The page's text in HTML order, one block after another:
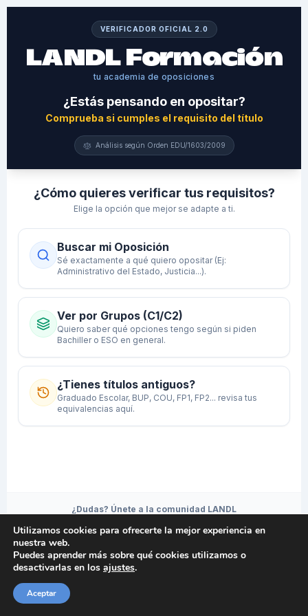
VERIFICADOR OFICIAL 2.0
LANDL Formación
tu academia de oposiciones
¿Estás pensando en opositar?
Comprueba si cumples el requisito del título
Análisis según Orden EDU/1603/2009
¿Cómo quieres verificar tus requisitos?
Elige la opción que mejor se adapte a ti.
Buscar mi Oposición
Sé exactamente a qué quiero opositar (Ej:
Administrativo del Estado, Justicia...).
Ver por Grupos (C1/C2)
Quiero saber qué opciones tengo según si piden
Bachiller o ESO en general.
¿Tienes títulos antiguos?
Graduado Escolar, BUP, COU, FP1, FP2... revisa tus
equivalencias aquí.
¿Dudas? Únete a la comunidad LANDL
WEB INSTA TIKTOKTELEGRAM
Herramienta diseñada por el equipo de
Utilizamos cookies para ofrecerte la mejor experiencia en
nuestra web.
Puedes aprender más sobre qué cookies utilizamos o
desactivarlas en los ajustes.
Aceptar